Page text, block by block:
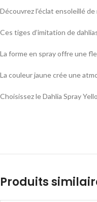
Découvrez l’éclat ensoleillé
Ces tiges d’imitation de
La forme en spray offre une
La couleur jaune crée une
Choisissez le Dahlia Spray
Produits